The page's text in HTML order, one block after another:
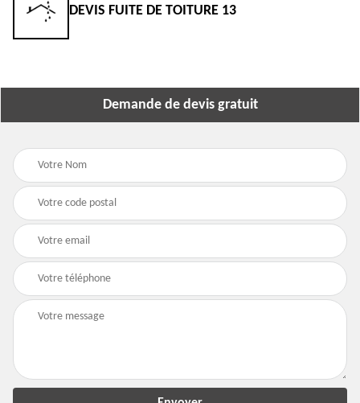
DEVIS FUITE DE TOITURE 13
Demande de devis gratuit